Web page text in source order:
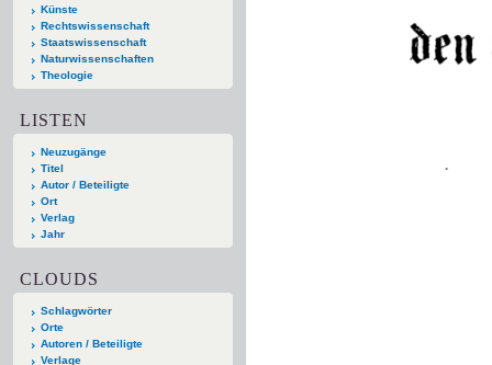
Künste
Rechtswissenschaft
Staatswissenschaft
Naturwissenschaften
Theologie
LISTEN
Neuzugänge
Titel
Autor / Beteiligte
Ort
Verlag
Jahr
CLOUDS
Schlagwörter
Orte
Autoren / Beteiligte
Verlage